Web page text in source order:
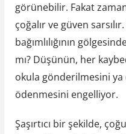
görünebilir. Fakat
çoğalır ve güven
bağımlılığının
mı? Düşünün, her
okula gönderilmesini
ödenmesini engelliyor.
Şaşırtıcı bir şekilde,